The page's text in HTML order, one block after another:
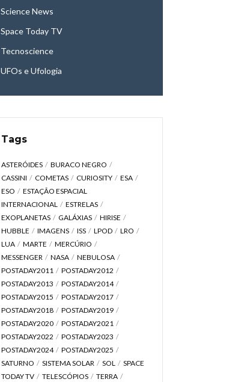
Science News
Space Today TV
Tecnoscience
UFOs e Ufologia
Tags
ASTERÓIDES
BURACO NEGRO
CASSINI
COMETAS CURIOSITY
ESA
ESO
ESTAÇÃO ESPACIAL
INTERNACIONAL
ESTRELAS
EXOPLANETAS
GALÁXIAS
HIRISE
HUBBLE
IMAGENS ISS LPOD
LRO
LUA
MARTE
MERCÚRIO
MESSENGER
NASA
NEBULOSA
POSTADAY2011
POSTADAY2012
POSTADAY2013
POSTADAY2014
POSTADAY2015
POSTADAY2017
POSTADAY2018
POSTADAY2019
POSTADAY2020
POSTADAY2021
POSTADAY2022
POSTADAY2023
POSTADAY2024
POSTADAY2025
SATURNO
SISTEMA SOLAR SOL
SPACE
TODAY TV
TELESCÓPIOS TERRA